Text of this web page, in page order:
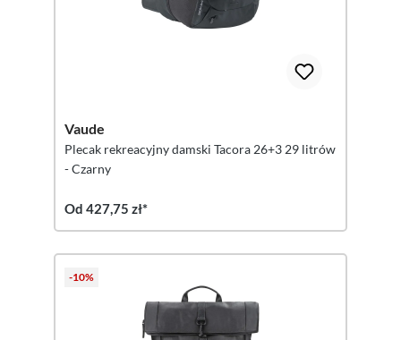
Vaude
Plecak rekreacyjny damski Tacora 26+3 29 litrów
- Czarny
Od 427,75 zł*
-10%